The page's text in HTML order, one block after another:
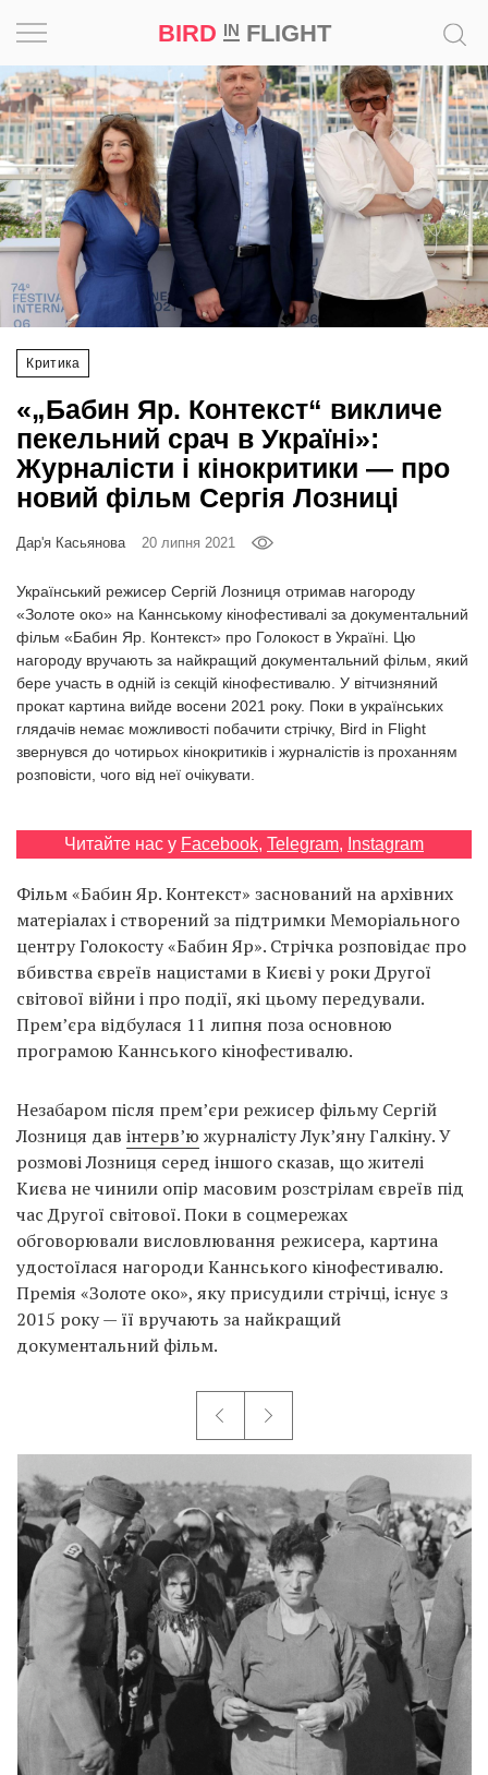
BIRD INFLIGHT
EN
RU
Критика
«„Бабин Яр. Контекст“ викличе
пекельний срач в Україні»:
Журналісти і кінокритики — про
новий фільм Сергія Лозниці
Дар'я Касьянова 20 липня 2021
Український режисер Сергій Лозниця отримав нагороду
«Золоте око» на Каннському кінофестивалі за документальний
фільм «Бабин Яр. Контекст» про Голокост в Україні. Цю
нагороду вручають за найкращий документальний фільм, який
бере участь в одній із секцій кінофестивалю. У вітчизняний
прокат картина вийде восени 2021 року. Поки в українських
глядачів немає можливості побачити стрічку, Bird in Flight
звернувся до чотирьох кінокритиків і журналістів із проханням
розповісти, чого від неї очікувати.
Читайте нас у Facebook, Telegram, Instagram
Фільм «Бабин Яр. Контекст» заснований на архівних
матеріалах і створений за підтримки Меморіального
центру Голокосту «Бабин Яр». Стрічка розповідає про
вбивства євреїв нацистами в Києві у роки Другої
світової війни і про події, які цьому передували.
Прем’єра відбулася 11 липня поза основною
програмою Каннського кінофестивалю.
Незабаром після прем’єри режисер фільму Сергій
Лозниця дав інтерв’ю журналісту Лук’яну Галкіну. У
розмові Лозниця серед іншого сказав, що жителі
Києва не чинили опір масовим розстрілам євреїв під
час Другої світової. Поки в соцмережах
обговорювали висловлювання режисера, картина
удостоїлася нагороди Каннського кінофестивалю.
Премія «Золоте око», яку присудили стрічці, існує з
2015 року — її вручають за найкращий
документальний фільм.